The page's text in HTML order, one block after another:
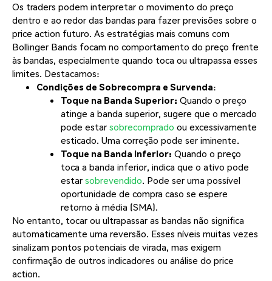
Os traders podem interpretar o movimento do preço
dentro e ao redor das bandas para fazer previsões sobre o
price action futuro. As estratégias mais comuns com
Bollinger Bands focam no comportamento do preço frente
às bandas, especialmente quando toca ou ultrapassa esses
limites. Destacamos:
Condições de Sobrecompra e Survenda:
Toque na Banda Superior: Quando o preço
atinge a banda superior, sugere que o mercado
pode estar sobrecomprado ou excessivamente
esticado. Uma correção pode ser iminente.
Toque na Banda Inferior: Quando o preço
toca a banda inferior, indica que o ativo pode
estar sobrevendido. Pode ser uma possível
oportunidade de compra caso se espere
retorno à média (SMA).
No entanto, tocar ou ultrapassar as bandas não significa
automaticamente uma reversão. Esses níveis muitas vezes
sinalizam pontos potenciais de virada, mas exigem
confirmação de outros indicadores ou análise do price
action.